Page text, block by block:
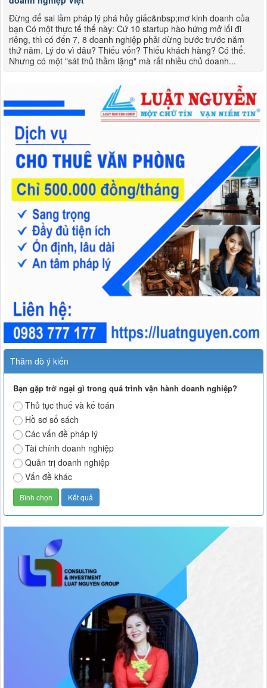
Đừng để sai lầm pháp lý phá hủy giấc&nbsp;mơ kinh doanh của
bạn Có một thực tế thế này: Cứ 10 startup hào hứng mở lối đi
riêng, thì có đến 7, 8 doanh nghiệp phải dừng bước trước năm
thứ năm. Lý do vì đâu? Thiếu vốn? Thiếu khách hàng? Có thể.
Nhưng có một "sát thủ thầm lặng" mà rất nhiều chủ doanh...
Thăm dò ý kiến
Bạn gặp trở ngại gì trong quá trình vận hành doanh nghiệp?
Thủ tục thuế và kế toán
Hồ sơ sổ sách
Các vấn đề pháp lý
Tài chính doanh nghiệp
Quản trị doanh nghiệp
Vấn đề khác